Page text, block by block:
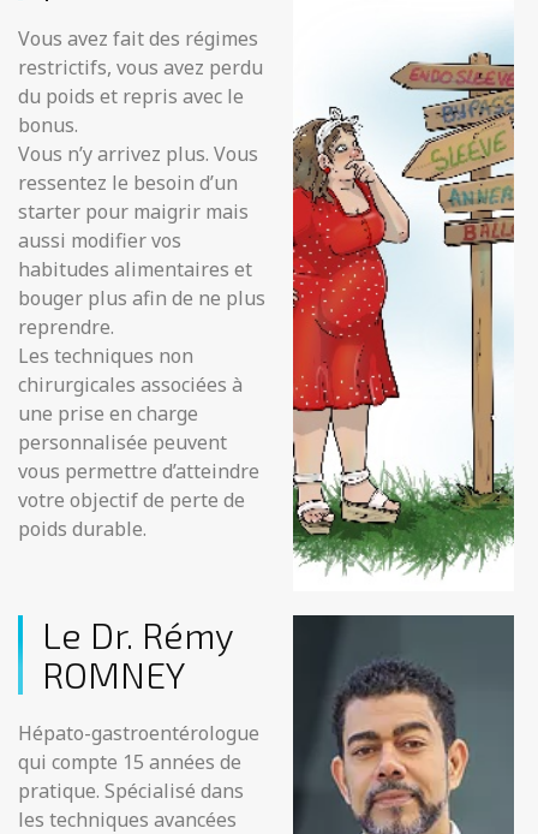
Vous avez fait des régimes
restrictifs, vous avez perdu
du poids et repris avec le
bonus.
Vous n’y arrivez plus. Vous
ressentez le besoin d’un
starter pour maigrir mais
aussi modifier vos
habitudes alimentaires et
bouger plus afin de ne plus
reprendre.
Les techniques non
chirurgicales associées à
une prise en charge
personnalisée peuvent
vous permettre d’atteindre
votre objectif de perte de
poids durable.
Le Dr. Rémy
ROMNEY
Hépato-gastroentérologue
qui compte 15 années de
pratique. Spécialisé dans
les techniques avancées